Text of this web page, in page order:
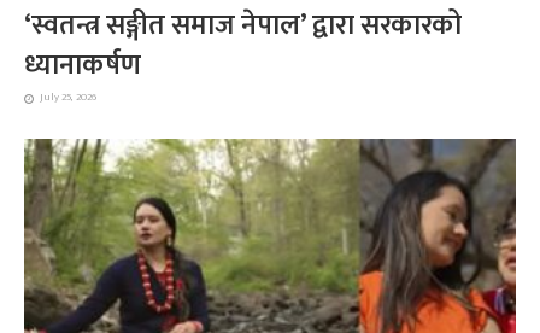
‘स्वतन्त्र सङ्गीत समाज नेपाल’ द्वारा सरकारको
ध्यानाकर्षण
July 25, 2026